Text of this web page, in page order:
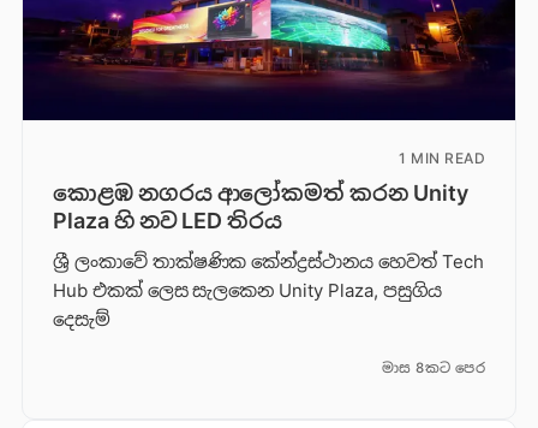
1 MIN READ
කොළඹ නගරය ආලෝකමත් කරන Unity
Plaza හි නව LED තිරය
ශ්‍රී ලංකාවේ තාක්ෂණික කේන්ද්‍රස්ථානය හෙවත් Tech
Hub එකක් ලෙස සැලකෙන Unity Plaza, පසුගිය
දෙසැම්
මාස 8කට පෙර